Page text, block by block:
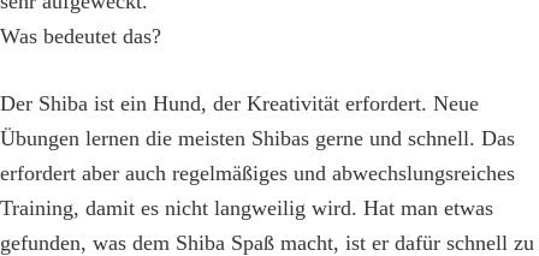
Was bedeutet das?
Der Shiba ist ein Hund, der Kreativität erfordert. Neue
Übungen lernen die meisten Shibas gerne und schnell. Das
erfordert aber auch regelmäßiges und abwechslungsreiches
Training, damit es nicht langweilig wird. Hat man etwas
gefunden, was dem Shiba Spaß macht, ist er dafür schnell zu